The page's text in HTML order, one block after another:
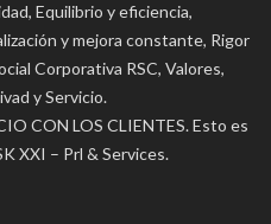
Equilibrio y eficiencia,
y mejora constante, Rigor
Corporativa RSC, Valores,
y Servicio.
CON LOS CLIENTES. Esto es
XXI – Prl & Services.